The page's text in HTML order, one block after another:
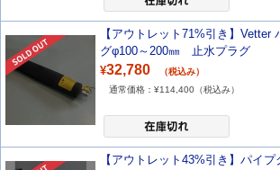
【アウトレット71%引き】Vetter
グφ100～200㎜ 止水プラグ
¥32,780
（税込み）
通常価格：¥114,400 （税込み）
【アウトレット43%引き】パイ